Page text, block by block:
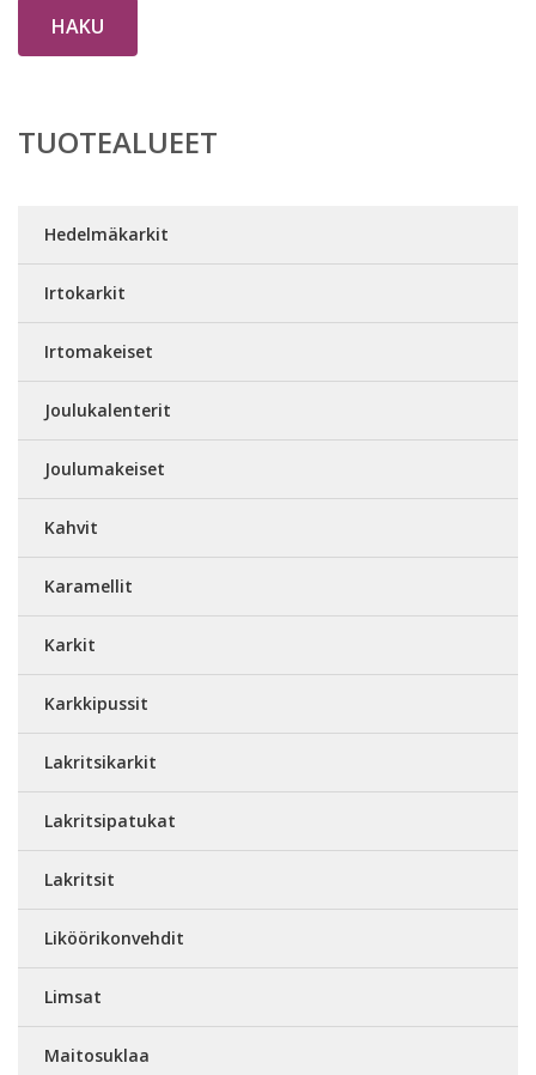
HAKU
TUOTEALUEET
Hedelmäkarkit
Irtokarkit
Irtomakeiset
Joulukalenterit
Joulumakeiset
Kahvit
Karamellit
Karkit
Karkkipussit
Lakritsikarkit
Lakritsipatukat
Lakritsit
Liköörikonvehdit
Limsat
Maitosuklaa